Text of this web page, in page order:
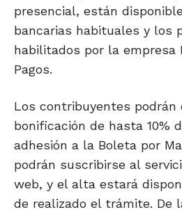
presencial, están
bancarias habituales y los
habilitados por la empresa
Pagos.
Los contribuyentes podrán
bonificación de hasta 10%
adhesión a la Boleta por
podrán suscribirse al
web, y el alta estará
de realizado el trámite. De